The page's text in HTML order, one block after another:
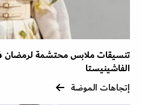
الفاشينيستا
إتجاهات الموضة